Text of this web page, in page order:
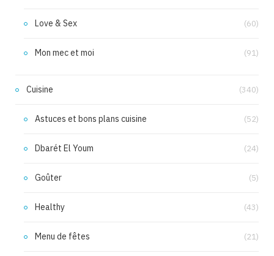
Love & Sex (60)
Mon mec et moi (91)
Cuisine (340)
Astuces et bons plans cuisine (52)
Dbarét El Youm (24)
Goûter (5)
Healthy (43)
Menu de fêtes (21)